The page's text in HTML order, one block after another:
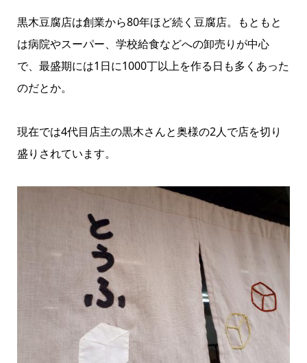
黒木豆腐店は創業から80年ほど続く豆腐店。もともと
は病院やスーパー、学校給食などへの卸売りが中心
で、最盛期には1日に1000丁以上を作る日も多くあった
のだとか。
現在では4代目店主の黒木さんと奥様の2人で店を切り
盛りされています。